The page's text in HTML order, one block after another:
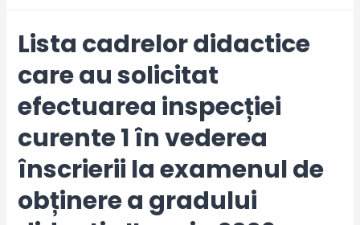
Lista cadrelor didactice
care au solicitat
efectuarea inspecției
curente 1 în vederea
înscrierii la examenul de
obținere a gradului